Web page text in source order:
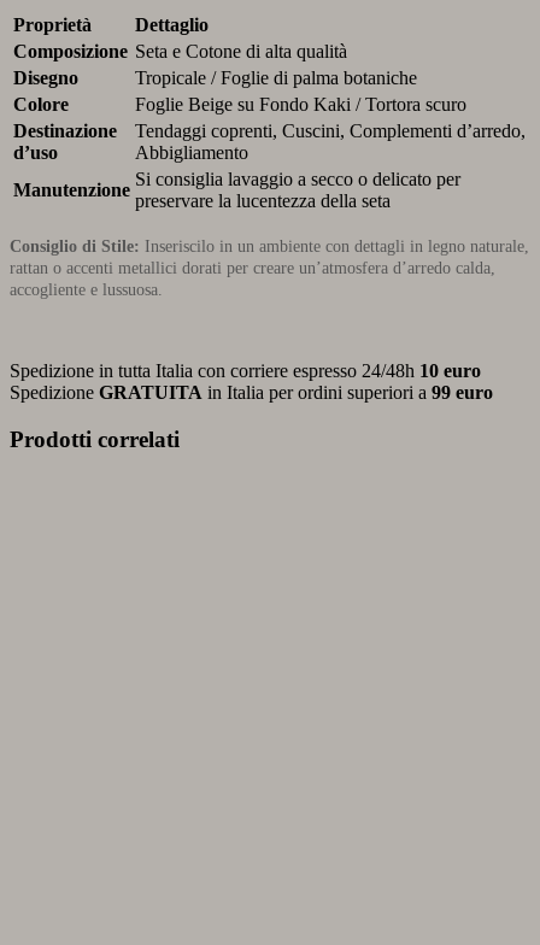
Proprietà
Dettaglio
Composizione Seta e Cotone di alta qualità
Disegno
Tropicale / Foglie di palma botaniche
Colore
Foglie Beige su Fondo Kaki / Tortora scuro
Destinazione
d’uso
Tendaggi coprenti, Cuscini, Complementi d’arredo,
Abbigliamento
Manutenzione
Si consiglia lavaggio a secco o delicato per
preservare la lucentezza della seta
Consiglio di Stile: Inseriscilo in un ambiente con dettagli in legno naturale,
rattan o accenti metallici dorati per creare un’atmosfera d’arredo calda,
accogliente e lussuosa.
Spedizione in tutta Italia con corriere espresso 24/48h 10 euro
Spedizione GRATUITA in Italia per ordini superiori a 99 euro
Prodotti correlati